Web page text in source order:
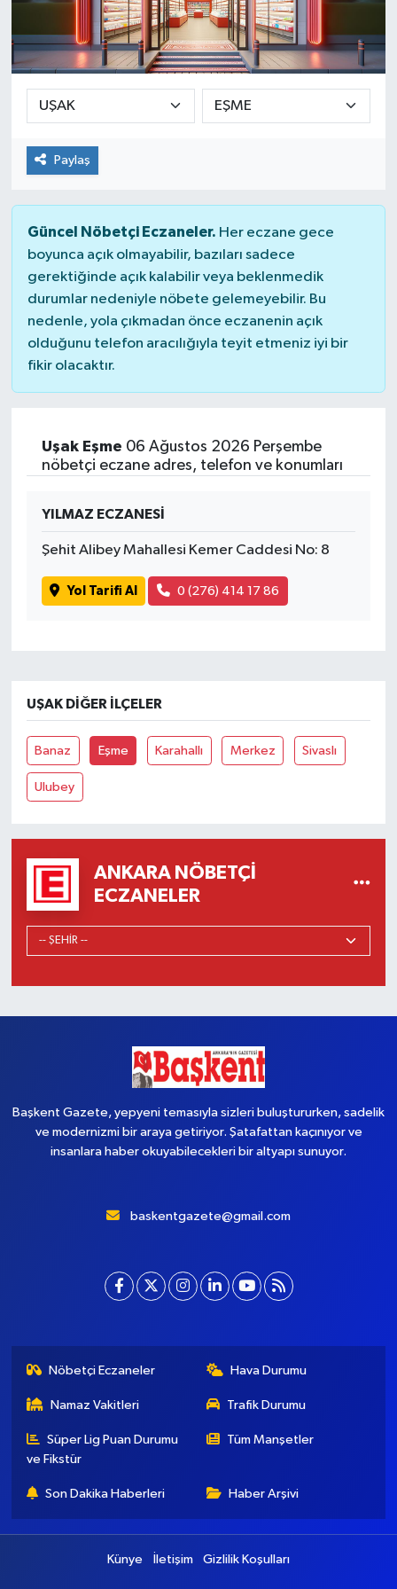
Paylaş
Güncel Nöbetçi Eczaneler. Her eczane gece
boyunca açık olmayabilir, bazıları sadece
gerektiğinde açık kalabilir veya beklenmedik
durumlar nedeniyle nöbete gelemeyebilir. Bu
nedenle, yola çıkmadan önce eczanenin açık
olduğunu telefon aracılığıyla teyit etmeniz iyi bir
fikir olacaktır.
Uşak Eşme 06 Ağustos 2026 Perşembe
nöbetçi eczane adres, telefon ve konumları
YILMAZ ECZANESİ
Şehit Alibey Mahallesi Kemer Caddesi No: 8
Yol Tarifi Al 0 (276) 414 17 86
UŞAK DIĞER İLÇELER
Banaz Eşme Karahallı Merkez Sivaslı
Ulubey
ANKARA NÖBETÇI
ECZANELER
Başkent Gazete, yepyeni temasıyla sizleri buluştururken, sadelik
ve modernizmi bir araya getiriyor. Şatafattan kaçınıyor ve
insanlara haber okuyabilecekleri bir altyapı sunuyor.
baskentgazete@gmail.com
Nöbetçi Eczaneler Hava Durumu
Namaz Vakitleri Trafik Durumu
Süper Lig Puan Durumu
ve Fikstür
Tüm Manşetler
Son Dakika Haberleri Haber Arşivi
Künye İletişim Gizlilik Koşulları
Güvenlik
Kültür-Sanat
Magazin
Özel Haber
Sağlık
Siyaset
Spor
Teknoloji
Yaşam